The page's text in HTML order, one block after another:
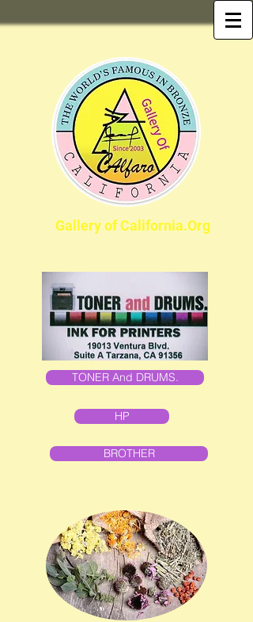
Gallery of California.Org
TONER And DRUMS.
HP
BROTHER